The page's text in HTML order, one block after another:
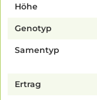
Höhe
Genotyp
Samentyp
Ertrag